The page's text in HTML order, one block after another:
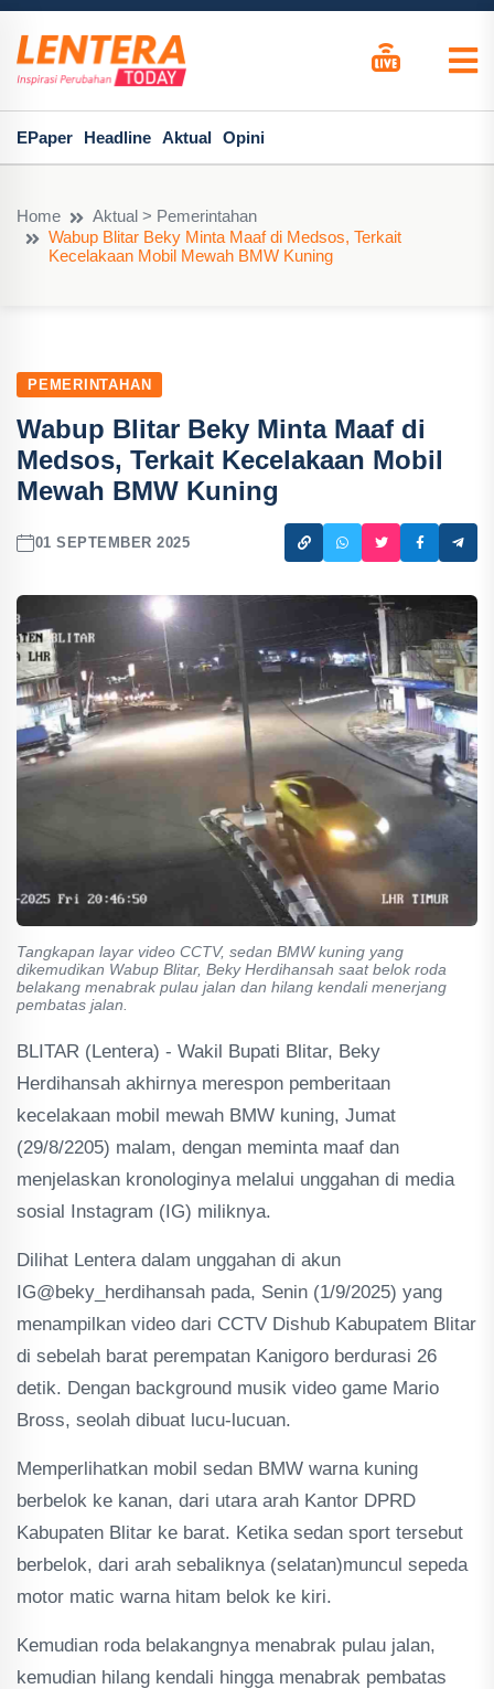
EPaper Headline Aktual Opini
Home
Aktual > Pemerintahan
Wabup Blitar Beky Minta Maaf di Medsos, Terkait
Kecelakaan Mobil Mewah BMW Kuning
PEMERINTAHAN
Wabup Blitar Beky Minta Maaf di
Medsos, Terkait Kecelakaan Mobil
Mewah BMW Kuning
01 SEPTEMBER 2025
Tangkapan layar video CCTV, sedan BMW kuning yang
dikemudikan Wabup Blitar, Beky Herdihansah saat belok roda
belakang menabrak pulau jalan dan hilang kendali menerjang
pembatas jalan.
BLITAR (Lentera) - Wakil Bupati Blitar, Beky
Herdihansah akhirnya merespon pemberitaan
kecelakaan mobil mewah BMW kuning, Jumat
(29/8/2205) malam, dengan meminta maaf dan
menjelaskan kronologinya melalui unggahan di media
sosial Instagram (IG) miliknya.
Dilihat Lentera dalam unggahan di akun
IG@beky_herdihansah pada, Senin (1/9/2025) yang
menampilkan video dari CCTV Dishub Kabupatem Blitar
di sebelah barat perempatan Kanigoro berdurasi 26
detik. Dengan background musik video game Mario
Bross, seolah dibuat lucu-lucuan.
Memperlihatkan mobil sedan BMW warna kuning
berbelok ke kanan, dari utara arah Kantor DPRD
Kabupaten Blitar ke barat. Ketika sedan sport tersebut
berbelok, dari arah sebaliknya (selatan)muncul sepeda
motor matic warna hitam belok ke kiri.
Kemudian roda belakangnya menabrak pulau jalan,
kemudian hilang kendali hingga menabrak pembatas